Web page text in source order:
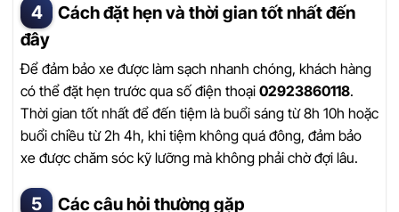
Cách đặt hẹn và thời gian tốt nhất đến
đây
Để đảm bảo xe được làm sạch nhanh chóng, khách hàng
có thể đặt hẹn trước qua số điện thoại 02923860118.
Thời gian tốt nhất để đến tiệm là buổi sáng từ 8h 10h hoặc
buổi chiều từ 2h 4h, khi tiệm không quá đông, đảm bảo
xe được chăm sóc kỹ lưỡng mà không phải chờ đợi lâu.
Các câu hỏi thường gặp